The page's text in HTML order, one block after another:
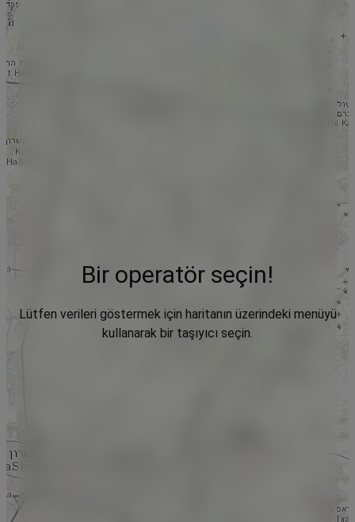
Bir operatör seçin!
Lütfen verileri göstermek için haritanın üzerindeki menüyü
kullanarak bir taşıyıcı seçin.